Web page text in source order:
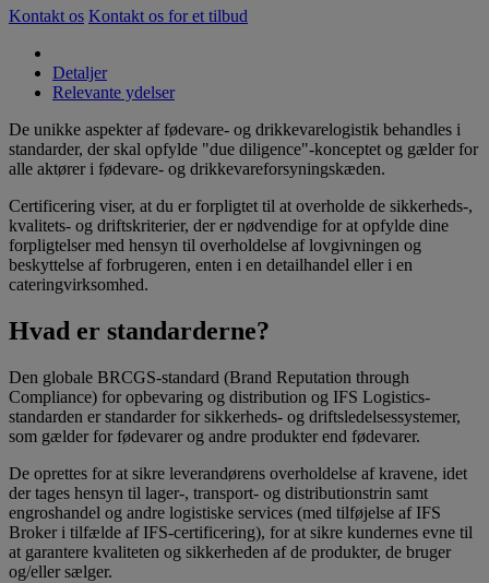
Kontakt os Kontakt os for et tilbud
Detaljer
Relevante ydelser
De unikke aspekter af fødevare- og drikkevarelogistik behandles i
standarder, der skal opfylde "due diligence"-konceptet og gælder for
alle aktører i fødevare- og drikkevareforsyningskæden.
Certificering viser, at du er forpligtet til at overholde de sikkerheds-,
kvalitets- og driftskriterier, der er nødvendige for at opfylde dine
forpligtelser med hensyn til overholdelse af lovgivningen og
beskyttelse af forbrugeren, enten i en detailhandel eller i en
cateringvirksomhed.
Hvad er standarderne?
Den globale BRCGS-standard (Brand Reputation through
Compliance) for opbevaring og distribution og IFS Logistics-
standarden er standarder for sikkerheds- og driftsledelsessystemer,
som gælder for fødevarer og andre produkter end fødevarer.
De oprettes for at sikre leverandørens overholdelse af kravene, idet
der tages hensyn til lager-, transport- og distributionstrin samt
engroshandel og andre logistiske services (med tilføjelse af IFS
Broker i tilfælde af IFS-certificering), for at sikre kundernes evne til
at garantere kvaliteten og sikkerheden af de produkter, de bruger
og/eller sælger.